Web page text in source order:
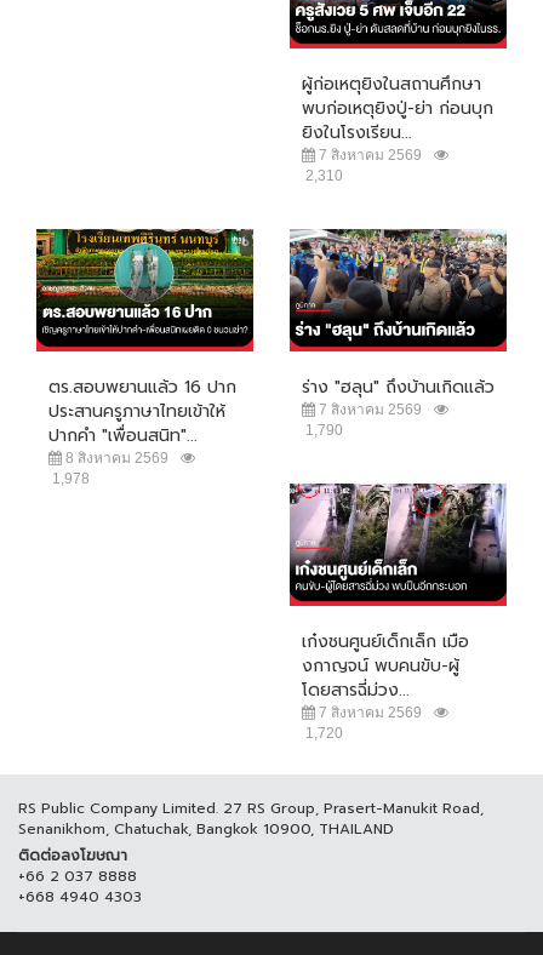
ผู้ก่อเหตุยิงในสถานศึกษา
พบก่อเหตุยิงปู่-ย่า ก่อนบุก
ยิงในโรงเรียน...
7 สิงหาคม 2569
2,310
ตร.สอบพยานแล้ว 16 ปาก
ประสานครูภาษาไทยเข้าให้
ปากคำ "เพื่อนสนิท"...
8 สิงหาคม 2569
1,978
ร่าง "ฮลุน" ถึงบ้านเกิดแล้ว
7 สิงหาคม 2569
1,790
เก๋งชนศูนย์เด็กเล็ก เมือ
งกาญจน์ พบคนขับ-ผู้
โดยสารฉี่ม่วง...
7 สิงหาคม 2569
1,720
RS Public Company Limited. 27 RS Group, Prasert-Manukit Road,
Senanikhom, Chatuchak, Bangkok 10900, THAILAND
ติดต่อลงโฆษณา
+66 2 037 8888
+668 4940 4303